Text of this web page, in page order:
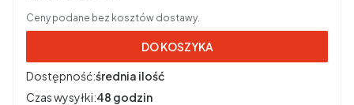
Ceny podane bez kosztów dostawy.
DO KOSZYKA
Dostępność:średnia ilość
Czas wysyłki:48 godzin